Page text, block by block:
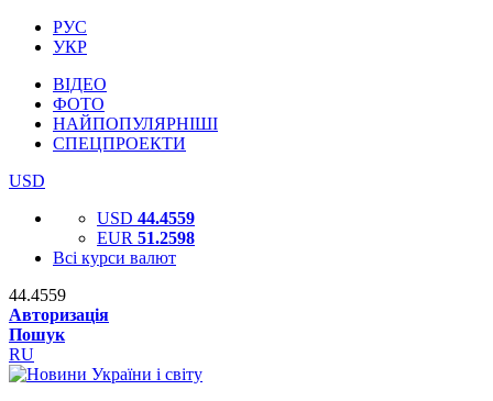
РУС
УКР
ВІДЕО
ФОТО
НАЙПОПУЛЯРНІШІ
СПЕЦПРОЕКТИ
USD
USD 44.4559
EUR 51.2598
Всі курси валют
44.4559
Авторизація
Пошук
RU